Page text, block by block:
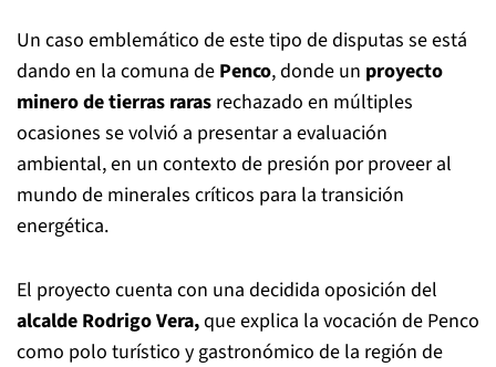
Un caso emblemático de este tipo de disputas se está
dando en la comuna de Penco, donde un proyecto
minero de tierras raras rechazado en múltiples
ocasiones se volvió a presentar a evaluación
ambiental, en un contexto de presión por proveer al
mundo de minerales críticos para la transición
energética.
El proyecto cuenta con una decidida oposición del
alcalde Rodrigo Vera,que explica la vocación de Penco
como polo turístico y gastronómico de la región de